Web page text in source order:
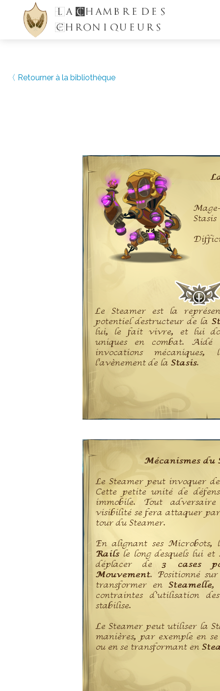
La Chambre des
Chroniqueurs
〈 Retourner à la bibliothèque